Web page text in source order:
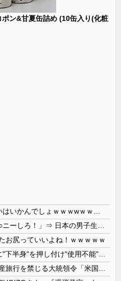
ン&甘夏缶詰め (10缶入り(化粧
お尻っていいよね！ｗｗｗｗｗ